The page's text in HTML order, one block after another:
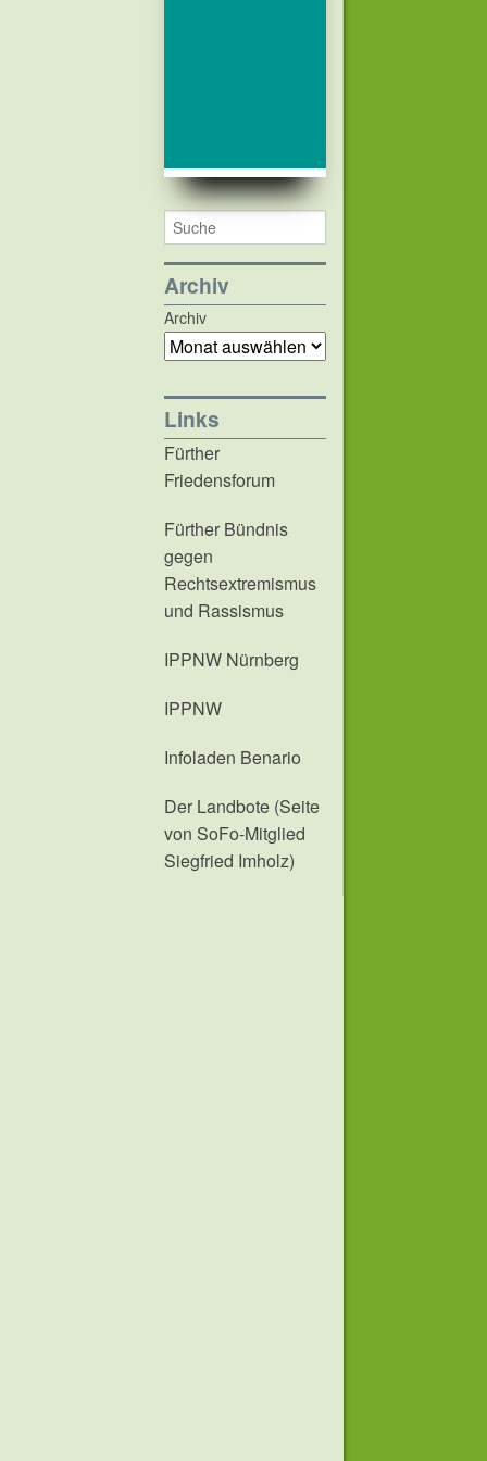
Archiv
Archiv
Links
Fürther
Friedensforum
Fürther Bündnis
gegen
Rechtsextremismus
und Rassismus
IPPNW Nürnberg
IPPNW
Infoladen Benario
Der Landbote (Seite
von SoFo-Mitglied
Siegfried Imholz)